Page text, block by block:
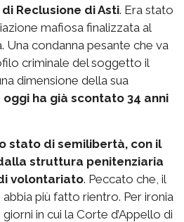
Reclusione di Asti. Era stato
mafiosa finalizzata al
Una condanna pesante che va
criminale del soggetto il
dimensione della sua
ha già scontato 34 anni
stato di semilibertà, con il
struttura penitenziaria
volontariato. Peccato che, il
più fatto rientro. Per ironia
in cui la Corte d’Appello di